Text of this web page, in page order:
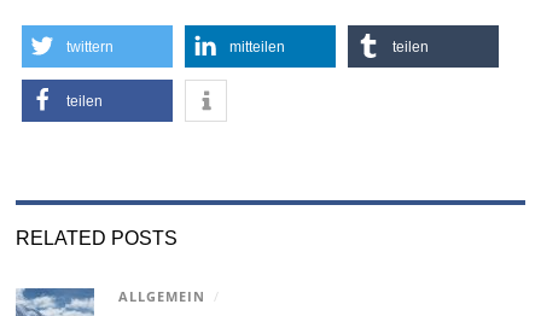
twittern mitteilen teilen
teilen
RELATED POSTS
ALLGEMEIN /